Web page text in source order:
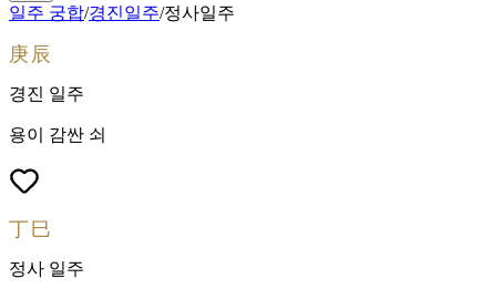
일주 궁합/경진일주/정사일주
庚辰
경진 일주
용이 감싼 쇠
丁巳
정사 일주